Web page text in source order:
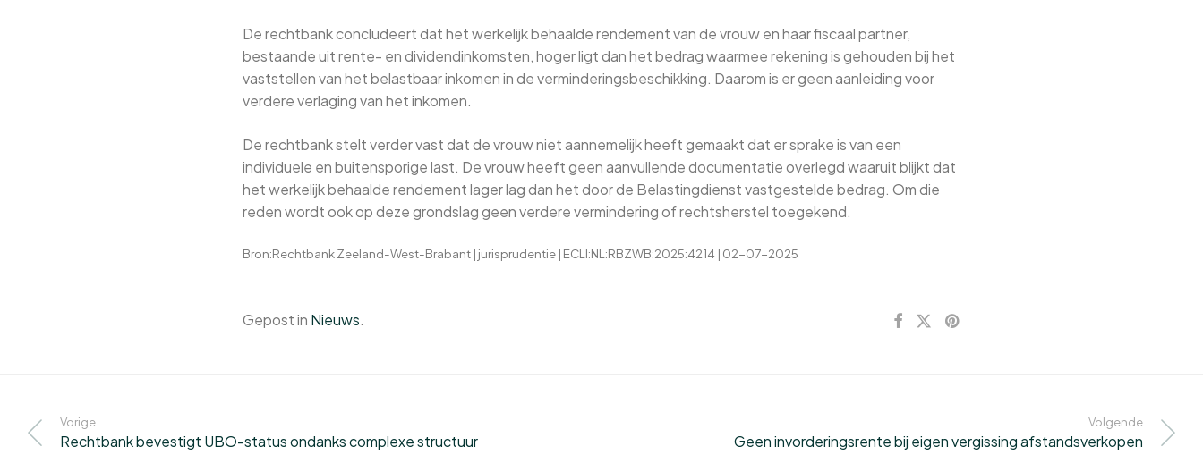
De rechtbank concludeert dat het werkelijk behaalde rendement van de vrouw en haar fiscaal partner,
bestaande uit rente- en dividendinkomsten, hoger ligt dan het bedrag waarmee rekening is gehouden bij het
vaststellen van het belastbaar inkomen in de verminderingsbeschikking. Daarom is er geen aanleiding voor
verdere verlaging van het inkomen.
De rechtbank stelt verder vast dat de vrouw niet aannemelijk heeft gemaakt dat er sprake is van een
individuele en buitensporige last. De vrouw heeft geen aanvullende documentatie overlegd waaruit blijkt dat
het werkelijk behaalde rendement lager lag dan het door de Belastingdienst vastgestelde bedrag. Om die
reden wordt ook op deze grondslag geen verdere vermindering of rechtsherstel toegekend.
Bron:Rechtbank Zeeland-West-Brabant | jurisprudentie | ECLI:NL:RBZWB:2025:4214 | 02-07-2025
Gepost in Nieuws.
Vorige
Rechtbank bevestigt UBO-status ondanks complexe structuur
Volgende
Geen invorderingsrente bij eigen vergissing afstandsverkopen